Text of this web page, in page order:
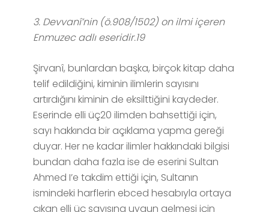
3. Devvanî’nin (ö.908/1502) on ilmi içeren
Enmuzec adlı eseridir.19
Şirvanî, bunlardan başka, birçok kitap daha
telif edildiğini, kiminin ilimlerin sayısını
artırdığını kiminin de eksilttiğini kaydeder.
Eserinde elli üç20 ilimden bahsettiği için,
sayı hakkında bir açıklama yapma gereği
duyar. Her ne kadar ilimler hakkındaki bilgisi
bundan daha fazla ise de eserini Sultan
Ahmed I’e takdim ettiği için, Sultanın
ismindeki harflerin ebced hesabıyla ortaya
çıkan elli üç sayısına uygun gelmesi için